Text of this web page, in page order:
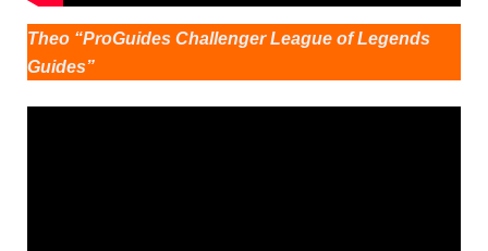
Theo “ProGuides Challenger League of Legends
Guides”